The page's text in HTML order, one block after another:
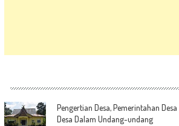
Pengertian Desa, Pemerintahan
Desa Dalam Undang-undang